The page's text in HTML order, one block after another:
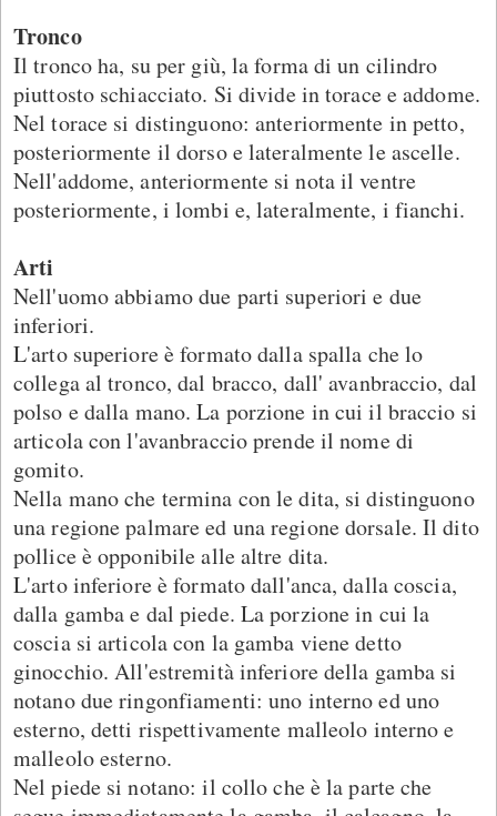
Tronco
Il tronco ha, su per giù, la forma di un cilindro
piuttosto schiacciato. Si divide in torace e addome.
Nel torace si distinguono: anteriormente in petto,
posteriormente il dorso e lateralmente le ascelle.
Nell'addome, anteriormente si nota il ventre
posteriormente, i lombi e, lateralmente, i fianchi.
Arti
Nell'uomo abbiamo due parti superiori e due
inferiori.
L'arto superiore è formato dalla spalla che lo
collega al tronco, dal bracco, dall' avanbraccio, dal
polso e dalla mano. La porzione in cui il braccio si
articola con l'avanbraccio prende il nome di
gomito.
Nella mano che termina con le dita, si distinguono
una regione palmare ed una regione dorsale. Il dito
pollice è opponibile alle altre dita.
L'arto inferiore è formato dall'anca, dalla coscia,
dalla gamba e dal piede. La porzione in cui la
coscia si articola con la gamba viene detto
ginocchio. All'estremità inferiore della gamba si
notano due ringonfiamenti: uno interno ed uno
esterno, detti rispettivamente malleolo interno e
malleolo esterno.
Nel piede si notano: il collo che è la parte che